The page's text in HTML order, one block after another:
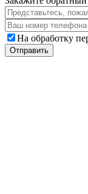
На обработку